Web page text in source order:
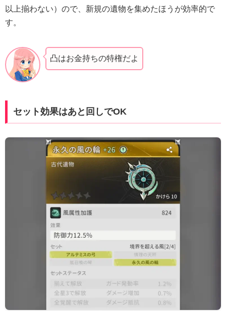
以上揃わない）ので、新規の遺物を集めたほうが効率的で
す。
凸はお金持ちの特権だよ
セット効果はあと回しでOK